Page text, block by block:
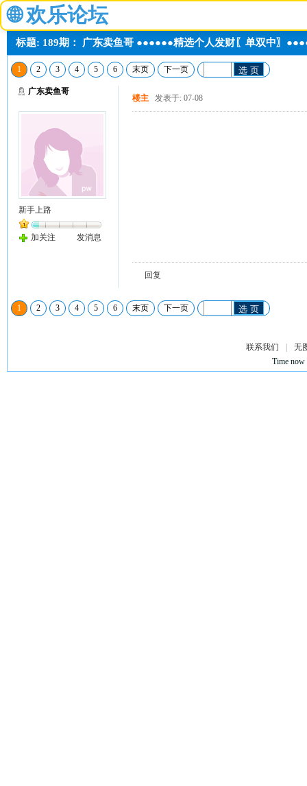
🌐 欢乐论坛
标题: 189期： 广东卖鱼哥 ●●●●●●精选个人发财〖单双中〗
1 2 3 4 5 6 末页 下一页 选 页
广东卖鱼哥
新手上路
加关注 发消息
楼主 发表于: 07-08
回复
1 2 3 4 5 6 末页 下一页 选 页
联系我们
无
Time now